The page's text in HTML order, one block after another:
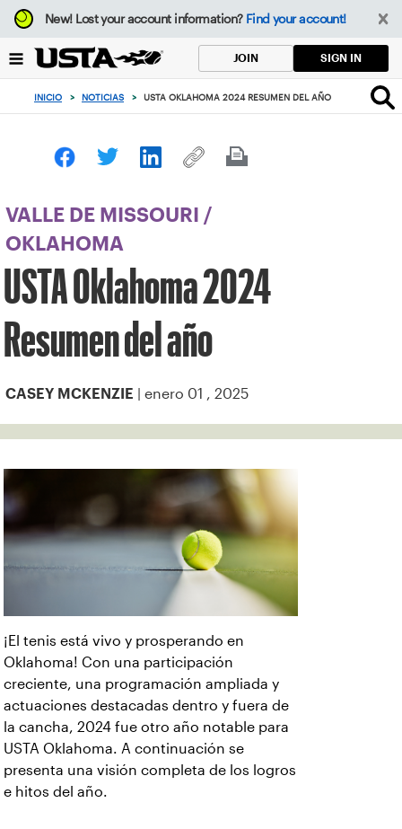
Enfoque
desde
botón
volver
principio
New!Lost your account information? Find your account!
JOIN SIGN IN
INICIO > NOTICIAS > USTA OKLAHOMA 2024 RESUMEN DEL AÑO
VALLE DE MISSOURI
/
OKLAHOMA
USTA Oklahoma 2024
Resumen del año
CASEY MCKENZIE | enero 01 , 2025
¡El tenis está vivo y prosperando en
Oklahoma! Con una participación
creciente, una programación ampliada y
actuaciones destacadas dentro y fuera de
la cancha, 2024 fue otro año notable para
USTA Oklahoma. A continuación se
presenta una visión completa de los logros
e hitos del año.